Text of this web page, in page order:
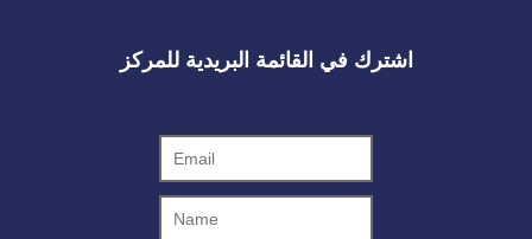
اشترك في القائمة البريدية للمركز